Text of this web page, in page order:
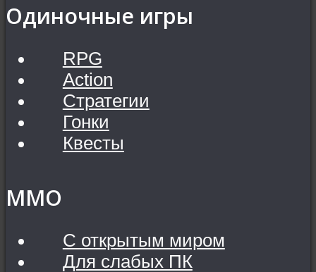
Одиночные игры
RPG
Action
Стратегии
Гонки
Квесты
MMO
С открытым миром
Для слабых ПК